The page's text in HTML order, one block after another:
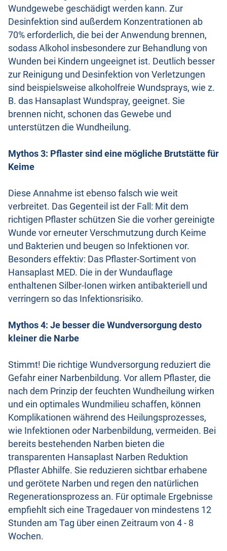
Wundgewebe geschädigt werden kann. Zur
Desinfektion sind außerdem Konzentrationen ab
70% erforderlich, die bei der Anwendung brennen,
sodass Alkohol insbesondere zur Behandlung von
Wunden bei Kindern ungeeignet ist. Deutlich besser
zur Reinigung und Desinfektion von Verletzungen
sind beispielsweise alkoholfreie Wundsprays, wie z.
B. das Hansaplast Wundspray, geeignet. Sie
brennen nicht, schonen das Gewebe und
unterstützen die Wundheilung.
Mythos 3: Pflaster sind eine mögliche Brutstätte für
Keime
Diese Annahme ist ebenso falsch wie weit
verbreitet. Das Gegenteil ist der Fall: Mit dem
richtigen Pflaster schützen Sie die vorher gereinigte
Wunde vor erneuter Verschmutzung durch Keime
und Bakterien und beugen so Infektionen vor.
Besonders effektiv: Das Pflaster-Sortiment von
Hansaplast MED. Die in der Wundauflage
enthaltenen Silber-Ionen wirken antibakteriell und
verringern so das Infektionsrisiko.
Mythos 4: Je besser die Wundversorgung desto
kleiner die Narbe
Stimmt! Die richtige Wundversorgung reduziert die
Gefahr einer Narbenbildung. Vor allem Pflaster, die
nach dem Prinzip der feuchten Wundheilung wirken
und ein optimales Wundmilieu schaffen, können
Komplikationen während des Heilungsprozesses,
wie Infektionen oder Narbenbildung, vermeiden. Bei
bereits bestehenden Narben bieten die
transparenten Hansaplast Narben Reduktion
Pflaster Abhilfe. Sie reduzieren sichtbar erhabene
und gerötete Narben und regen den natürlichen
Regenerationsprozess an. Für optimale Ergebnisse
empfiehlt sich eine Tragedauer von mindestens 12
Stunden am Tag über einen Zeitraum von 4 - 8
Wochen.